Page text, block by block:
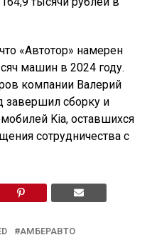
«Автотор» намерен
машин в 2024 году.
компании Валерий
завершил сборку и
Kia, оставшихся
сотрудничества с
АМБЕРАВТО